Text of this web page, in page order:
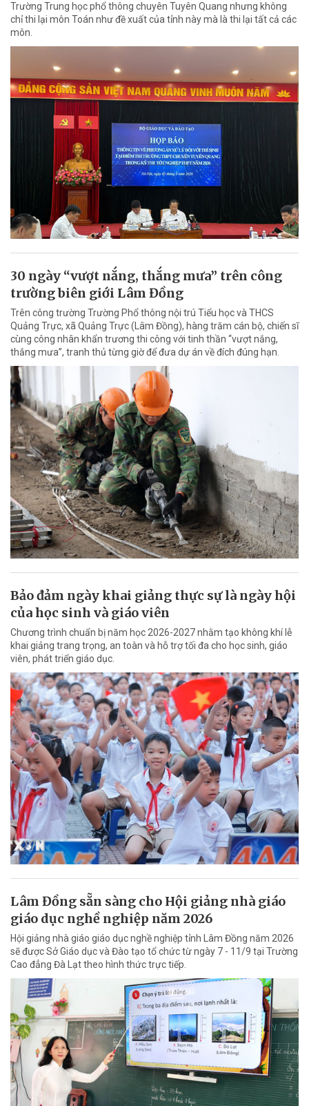
Trường Trung học phổ thông chuyên Tuyên Quang nhưng không
chỉ thi lại môn Toán như đề xuất của tỉnh này mà là thi lại tất cả các
môn.
30 ngày “vượt nắng, thắng mưa” trên công
trường biên giới Lâm Đồng
Trên công trường Trường Phổ thông nội trú Tiểu học và THCS
Quảng Trực, xã Quảng Trực (Lâm Đồng), hàng trăm cán bộ, chiến sĩ
cùng công nhân khẩn trương thi công với tinh thần “vượt nắng,
thắng mưa”, tranh thủ từng giờ để đưa dự án về đích đúng hạn.
Bảo đảm ngày khai giảng thực sự là ngày hội
của học sinh và giáo viên
Chương trình chuẩn bị năm học 2026-2027 nhằm tạo không khí lễ
khai giảng trang trọng, an toàn và hỗ trợ tối đa cho học sinh, giáo
viên, phát triển giáo dục.
Lâm Đồng sẵn sàng cho Hội giảng nhà giáo
giáo dục nghề nghiệp năm 2026
Hội giảng nhà giáo giáo dục nghề nghiệp tỉnh Lâm Đồng năm 2026
sẽ được Sở Giáo dục và Đào tạo tổ chức từ ngày 7 - 11/9 tại Trường
Cao đẳng Đà Lạt theo hình thức trực tiếp.